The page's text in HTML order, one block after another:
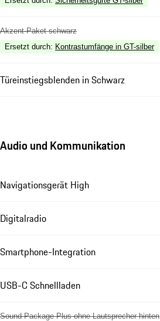
Akzent-Paket schwarz
Ersetzt durch: Kontrastumfänge in GT-silber
Türeinstiegsblenden in Schwarz
Audio und Kommunikation
Navigationsgerät High
Digitalradio
Smartphone-Integration
USB-C Schnellladen
Sound Package Plus ohne Lautsprecher hinten